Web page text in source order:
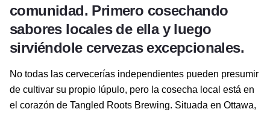
comunidad. Primero cosechando
sabores locales de ella y luego
sirviéndole cervezas excepcionales.
No todas las cervecerías independientes pueden presumir
de cultivar su propio lúpulo, pero la cosecha local está en
el corazón de Tangled Roots Brewing. Situada en Ottawa,